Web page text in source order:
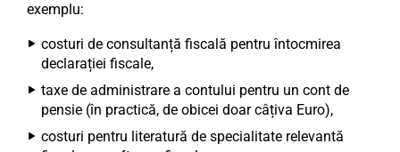
exemplu:
costuri de consultanță fiscală pentru întocmirea
declarației fiscale,
taxe de administrare a contului pentru un cont de
pensie (în practică, de obicei doar câțiva Euro),
costuri pentru literatură de specialitate relevantă